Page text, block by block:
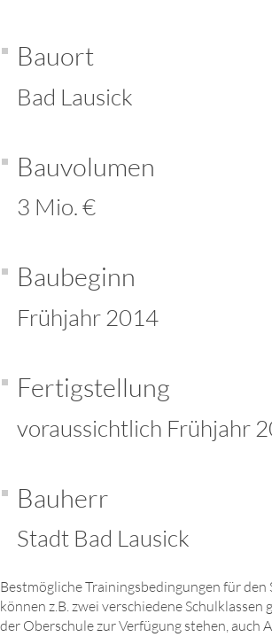
Bauort
Bad Lausick
Bauvolumen
3 Mio. €
Baubeginn
Frühjahr 2014
Fertigstellung
voraussichtlich Frühjahr
Bauherr
Stadt Bad Lausick
Bestmögliche Trainingsbedingungen für
können z.B. zwei verschiedene
der Oberschule zur Verfügung stehen, auch